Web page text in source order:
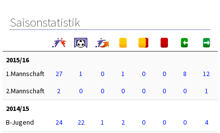
Saisonstatistik
2015/16
1.Mannschaft
27 1 0 1 0 0 8
12
2.Mannschaft
2 0 0 0 0 0 0
1
2014/15
B-Jugend
24 22 1 2 0 0 0
4